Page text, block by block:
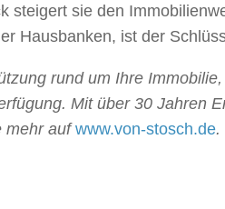
steigert sie den
Hausbanken, ist der
rund um Ihre
Mit über 30 Jahren
mehr aufwww.von-stosch.de.